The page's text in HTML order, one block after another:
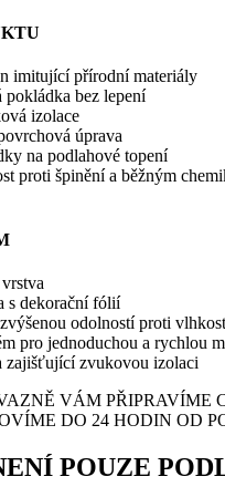
imitující přírodní materiály
pokládka bez lepení
izolace
úprava
na podlahové topení
proti špinění a běžným
s dekorační fólií
odolností proti
pro jednoduchou a rychlou
zajišťující zvukovou izolaci
VÁM PŘIPRAVÍME
DO 24 HODIN OD
POUZE